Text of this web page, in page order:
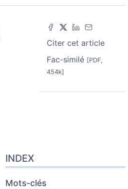
Citer cet article
Fac-similé [PDF,
454k]
INDEX
Mots-clés